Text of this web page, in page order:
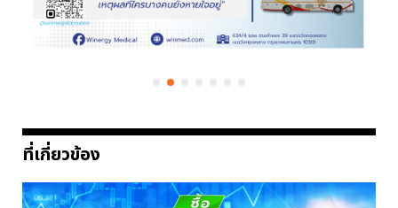
ที่เกี่ยวข้อง